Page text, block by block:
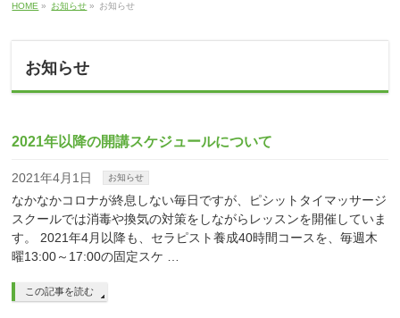
HOME » お知らせ » お知らせ
お知らせ
2021年以降の開講スケジュールについて
2021年4月1日 お知らせ
なかなかコロナが終息しない毎日ですが、ピシットタイマッサージ
スクールでは消毒や換気の対策をしながらレッスンを開催していま
す。 2021年4月以降も、セラピスト養成40時間コースを、毎週木
曜13:00～17:00の固定スケ …
この記事を読む